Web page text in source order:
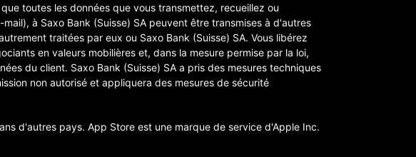
toutes les données que vous transmettez, recueillez ou
à Saxo Bank (Suisse) SA peuvent être transmises à d'autres
traitées par eux ou Saxo Bank (Suisse) SA. Vous libérez
en valeurs mobilières et, dans la mesure permise par la loi,
du client. Saxo Bank (Suisse) SA a pris des mesures techniques
non autorisé et appliquera des mesures de sécurité
d'autres pays. App Store est une marque de service d'Apple Inc.